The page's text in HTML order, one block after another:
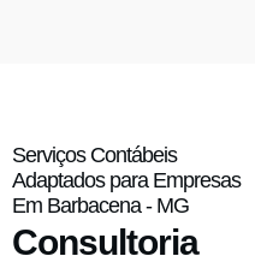
Serviços Contábeis
Adaptados para Empresas
Em Barbacena - MG
Consultoria